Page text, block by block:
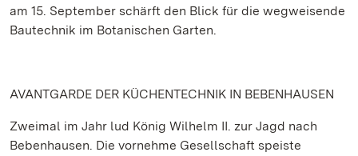
am 15. September schärft den Blick für die wegweisende
Bautechnik im Botanischen Garten.
AVANTGARDE DER KÜCHENTECHNIK IN BEBENHAUSEN
Zweimal im Jahr lud König Wilhelm II. zur Jagd nach
Bebenhausen. Die vornehme Gesellschaft speiste